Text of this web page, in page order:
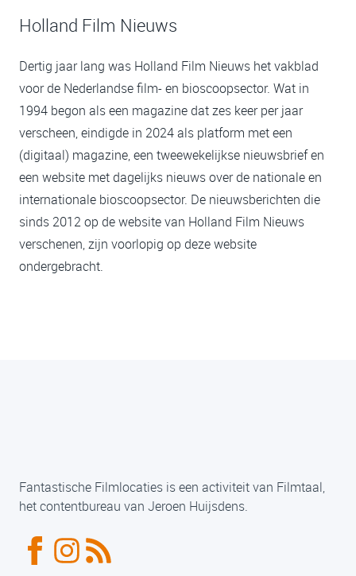
Holland Film Nieuws
Dertig jaar lang was Holland Film Nieuws het vakblad
voor de Nederlandse film- en bioscoopsector. Wat in
1994 begon als een magazine dat zes keer per jaar
verscheen, eindigde in 2024 als platform met een
(digitaal) magazine, een tweewekelijkse nieuwsbrief en
een website met dagelijks nieuws over de nationale en
internationale bioscoopsector. De nieuwsberichten die
sinds 2012 op de website van Holland Film Nieuws
verschenen, zijn voorlopig op deze website
ondergebracht.
Fantastische Filmlocaties is een activiteit van Filmtaal,
het contentbureau van Jeroen Huijsdens.